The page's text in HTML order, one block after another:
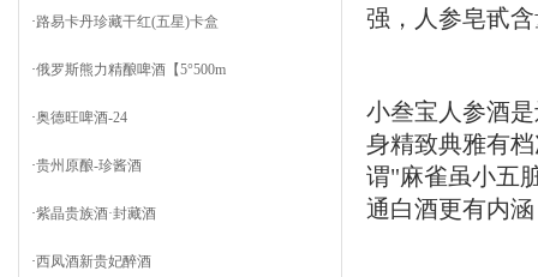
·路易卡丹珍藏干红(五星)卡盒
·俄罗斯熊力精酿啤酒【5°500m
·奥德旺啤酒-24
·贵州原酿-珍酱酒
·紫晶贵族酒·封藏酒
·西凤酒新贵妃醉酒
强，人参皂甙
小叁宝人参酒
身精致典雅有
谓"麻雀虽小五
通白酒更有内